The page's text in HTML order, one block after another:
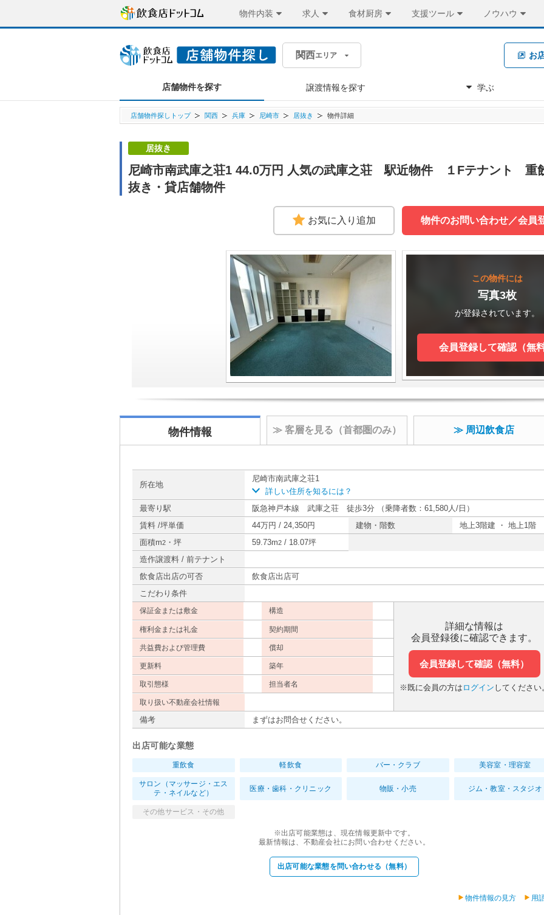
物件内装 求人 食材厨房 支援ツール ノウハウ
関西エリア お
店舗物件を探す 譲渡情報を探す 学ぶ
店舗物件探しトップ 関西 兵庫 尼崎市 居抜き 物件詳細
居抜き
尼崎市南武庫之荘1 44.0万円 人気の武庫之荘 駅近物件 １Fテナント 重
抜き・貸店舗物件
お気に入り追加 物件のお問い合わせ／会員
この物件には
写真3枚
が登録されています。
会員登録して確認（無
物件情報 ≫ 客層を見る（首都圏のみ） ≫ 周辺飲食店
所在地
尼崎市南武庫之荘1
詳しい住所を知るには？
最寄り駅
阪急神戸本線 武庫之荘 徒歩3分 （乗降者数：61,580人/日）
賃料 /坪単価
44万円 / 24,350円 建物・階数
地上3階建 ・ 地上1
面積m2 ・坪 59.73m2 / 18.07坪
造作譲渡料 / 前テナント
飲食店出店の可否
飲食店出店可
こだわり条件
保証金または敷金 構造
権利金または礼金 契約期間
共益費および管理費 償却
更新料 築年
取引態様 担当者名
取り扱い不動産会社情報
詳細な情報は
会員登録後に確認できます。
会員登録して確認（無料）
※既に会員の方は ログイン してください
備考 まずはお問合せください。
出店可能な業態
重飲食 軽飲食 バー・クラブ 美容室・理容室
サロン（マッサージ・エス
テ・ネイルなど）
医療・歯科・クリニック 物販・小売 ジム・教室・スタジオ
その他サービス・その他
※出店可能業態は、現在情報更新中です。
最新情報は、不動産会社にお問い合わせください。
出店可能な業態を問い合わせる（無料）
物件情報の見方 用